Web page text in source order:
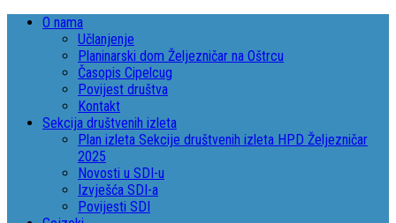
O nama
Učlanjenje
Planinarski dom Željezničar na Oštrcu
Časopis Cipelcug
Povijest društva
Kontakt
Sekcija društvenih izleta
Plan izleta Sekcije društvenih izleta HPD Željezničar
2025
Novosti u SDI-u
Izvješća SDI-a
Povijesti SDI